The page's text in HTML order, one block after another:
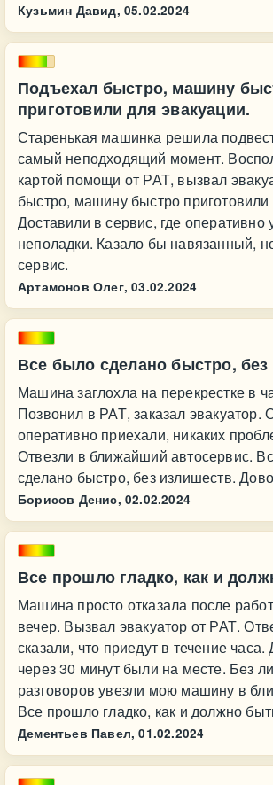
Кузьмин Давид, 05.02.2024
Подъехал быстро, машину
приготовили для эвакуации.
Старенькая машинка решила
самый неподходящий момент.
картой помощи от РАТ, вызвал
быстро, машину быстро приготовили
Доставили в сервис, где оперативно
неполадки. Казало бы навязанный,
сервис.
Артамонов Олег, 03.02.2024
Все было сделано быстро,
Машина заглохла на перекрестке в
Позвонил в РАТ, заказал эвакуатор.
оперативно приехали, никаких
Отвезли в ближайший автосервис.
сделано быстро, без излишеств.
Борисов Денис, 02.02.2024
Все прошло гладко, как и
Машина просто отказала после
вечер. Вызвал эвакуатор от РАТ.
сказали, что приедут в течение часа.
через 30 минут были на месте. Без
разговоров увезли мою машину в
Все прошло гладко, как и должно
Дементьев Павел, 01.02.2024